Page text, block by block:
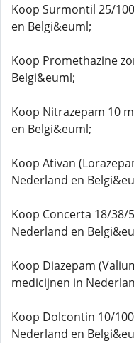
Koop Surmontil 25/
en Belgi&euml;
Koop Promethazine
Belgi&euml;
Koop Nitrazepam 10
en Belgi&euml;
Koop Ativan
Nederland en
Koop Concerta 18/
Nederland en
Koop Diazepam
medicijnen in
Koop Dolcontin 10/
Nederland en